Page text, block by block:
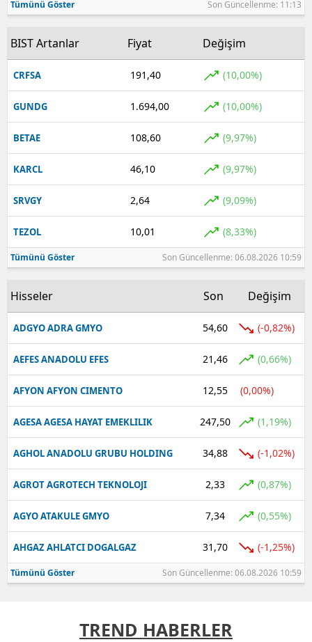
Tümünü Göster Son Güncellenme: 11:13
BIST Artanlar Fiyat Değişim
CRFSA 191,40 (10,00%)
GUNDG 1.694,00 (10,00%)
BETAE 108,60 (9,97%)
KARCL 46,10 (9,97%)
SRVGY 2,64 (9,09%)
TEZOL 10,01 (8,33%)
Tümünü Göster Son Güncellenme: 06.08.2026 10:59
Hisseler Son Değişim
ADGYO ADRA GMYO 54,60 (-0,82%)
AEFES ANADOLU EFES 21,46 (0,66%)
AFYON AFYON CIMENTO 12,55 (0,00%)
AGESA AGESA HAYAT EMEKLILIK 247,50 (1,19%)
AGHOL ANADOLU GRUBU HOLDING 34,88 (-1,02%)
AGROT AGROTECH TEKNOLOJI 2,33 (0,87%)
AGYO ATAKULE GMYO 7,34 (0,55%)
AHGAZ AHLATCI DOGALGAZ 31,70 (-1,25%)
Tümünü Göster Son Güncellenme: 06.08.2026 10:59
TREND HABERLER